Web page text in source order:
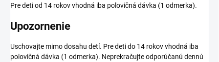
Pre deti od 14 rokov vhodná iba polovičná dávka (1 odmerka).
Upozornenie
Uschovajte mimo dosahu detí. Pre deti do 14 rokov vhodná iba
polovičná dávka (1 odmerka). Neprekračujte odporúčanú dennú